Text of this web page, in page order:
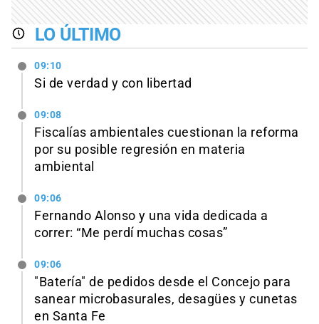
LO ÚLTIMO
09:10
Si de verdad y con libertad
09:08
Fiscalías ambientales cuestionan la reforma
por su posible regresión en materia
ambiental
09:06
Fernando Alonso y una vida dedicada a
correr: “Me perdí muchas cosas”
09:06
"Batería" de pedidos desde el Concejo para
sanear microbasurales, desagües y cunetas
en Santa Fe